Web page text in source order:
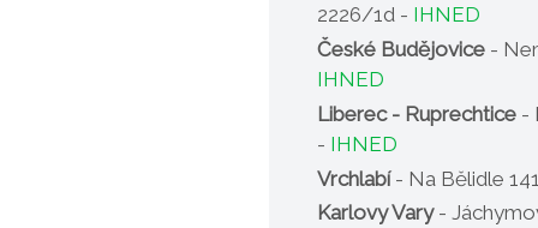
2226/1d - IHNED
České Budějovice -
IHNED
Liberec - Ruprechtice -
- IHNED
Vrchlabí- Na Bělidle
Karlovy Vary-